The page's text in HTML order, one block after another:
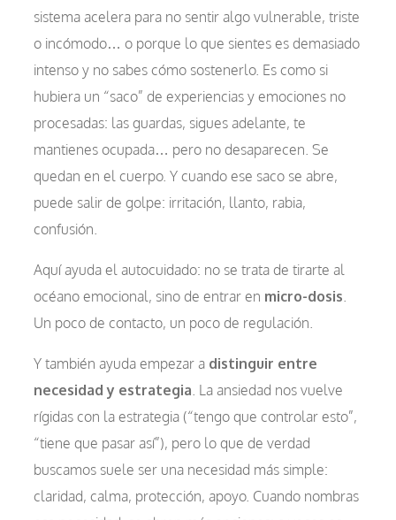
sistema acelera para no sentir algo vulnerable, triste
o incómodo… o porque lo que sientes es demasiado
intenso y no sabes cómo sostenerlo. Es como si
hubiera un “saco” de experiencias y emociones no
procesadas: las guardas, sigues adelante, te
mantienes ocupada… pero no desaparecen. Se
quedan en el cuerpo. Y cuando ese saco se abre,
puede salir de golpe: irritación, llanto, rabia,
confusión.
Aquí ayuda el autocuidado: no se trata de tirarte al
océano emocional, sino de entrar en micro-dosis
Un poco de contacto, un poco de regulación.
Y también ayuda empezar a distinguir entre
necesidad y estrategia . La ansiedad nos vuelve
rígidas con la estrategia (“tengo que controlar esto”,
“tiene que pasar así”), pero lo que de verdad
buscamos suele ser una necesidad más simple:
claridad, calma, protección, apoyo. Cuando nombras